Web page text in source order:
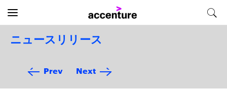
ニュースリリース
Prev Next